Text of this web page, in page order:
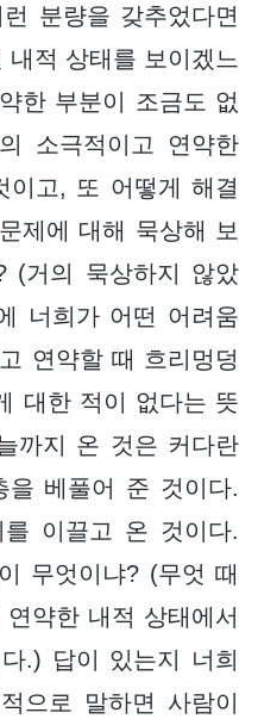
분량을 갖추었다면
적 상태를 보이겠느
한 부분이 조금도 없
소극적이고 연약한
이고, 또 어떻게 해결
제에 대해 묵상해 보
(거의 묵상하지 않았
너희가 어떤 어려움
연약할 때 흐리멍덩
대한 적이 없다는 뜻
까지 온 것은 커다란
을 베풀어 준 것이다.
이끌고 온 것이다.
무엇이냐? (무엇 때
약한 내적 상태에서
.) 답이 있는지 너희
으로 말하면 사람이